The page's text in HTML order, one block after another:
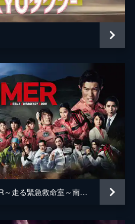
井上肇
蒔田彩珠
堀春菜
溝口奈菜
安藤輪子
逢沢一夏
宮内桃子
橋本真実
まりゑ
瑛蓮 劇場版『TOKYO MER～走る緊急救命室～南海ミッション』